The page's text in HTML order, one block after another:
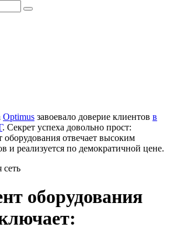
Optimus завоевало доверие клиентов в
. Секрет успеха довольно прост:
отвечает высоким
и реализуется по демократичной цене.
оборудования